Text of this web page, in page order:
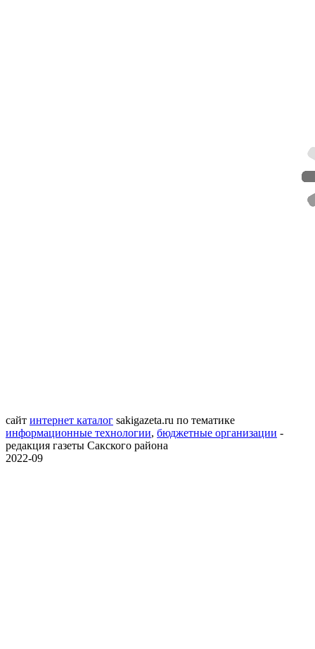
сайт интернет каталог sakigazeta.ru по тематике
информационные технологии, бюджетные организации -
редакция газеты Сакского района
2022-09